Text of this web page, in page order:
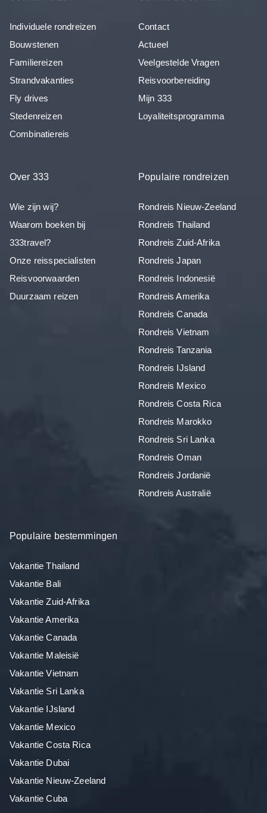
Individuele rondreizen
Bouwstenen
Familiereizen
Strandvakanties
Fly drives
Stedenreizen
Combinatiereis
Contact
Actueel
Veelgestelde Vragen
Reisvoorbereiding
Mijn 333
Loyaliteitsprogramma
Over 333
Wie zijn wij?
Waarom boeken bij
333travel?
Onze reisspecialisten
Reisvoorwaarden
Duurzaam reizen
Populaire rondreizen
Rondreis Nieuw-Zeeland
Rondreis Thailand
Rondreis Zuid-Afrika
Rondreis Japan
Rondreis Indonesië
Rondreis Amerika
Rondreis Canada
Rondreis Vietnam
Rondreis Tanzania
Rondreis IJsland
Rondreis Mexico
Rondreis Costa Rica
Rondreis Marokko
Rondreis Sri Lanka
Rondreis Oman
Rondreis Jordanië
Rondreis Australië
Populaire bestemmingen
Vakantie Thailand
Vakantie Bali
Vakantie Zuid-Afrika
Vakantie Amerika
Vakantie Canada
Vakantie Maleisië
Vakantie Vietnam
Vakantie Sri Lanka
Vakantie IJsland
Vakantie Mexico
Vakantie Costa Rica
Vakantie Dubai
Vakantie Nieuw-Zeeland
Vakantie Cuba